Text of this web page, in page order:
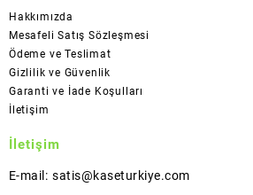
Hakkımızda
Mesafeli Satış Sözleşmesi
Ödeme ve Teslimat
Gizlilik ve Güvenlik
Garanti ve İade Koşulları
İletişim
İletişim
E-mail: satis@kaseturkiye.com